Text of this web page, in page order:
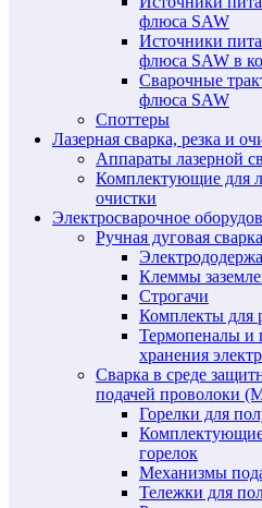
флюса SAW
Источники
флюса SAW в
Сварочные
флюса SAW
Споттеры
Лазерная сварка, резка и
Аппараты лазерной
Комплектующие для
очистки
Электросварочное
Ручная дуговая
Клеммы
Строгачи
Комплекты для
Термопеналы и
хранения
Сварка в среде
подачей проволоки
Горелки для
Комплектующие
горелок
Механизмы
Тележки для